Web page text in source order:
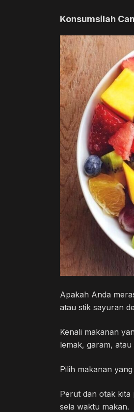
Konsumsilah
Apakah Anda
atau stik sayuran
Kenali makanan
lemak, garam, atau
Pilih makanan
Perut dan otak kita
sela waktu makan.